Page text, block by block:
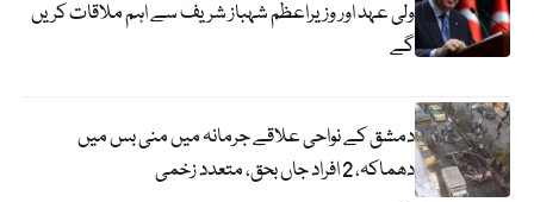
ولی عہد اور وزیراعظم شہباز شریف سے اہم ملاقات کریں
گے
دمشق کے نواحی علاقے جرمانہ میں منی بس میں
دھماکہ، 2 افراد جاں بحق، متعدد زخمی